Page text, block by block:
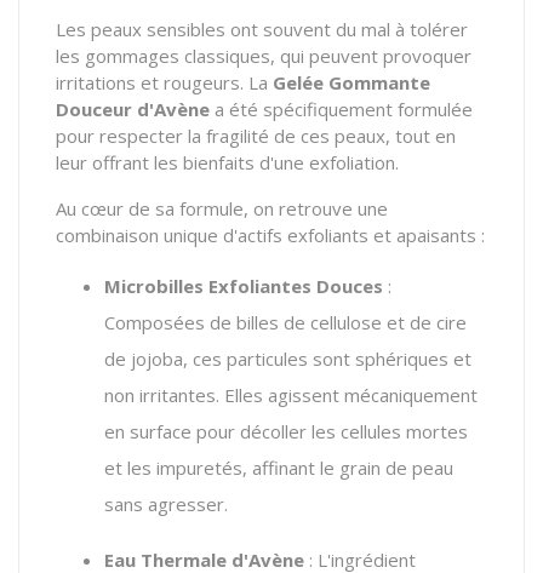
Les peaux sensibles ont souvent du mal à tolérer
les gommages classiques, qui peuvent provoquer
irritations et rougeurs. La Gelée Gommante
Douceur d'Avène a été spécifiquement formulée
pour respecter la fragilité de ces peaux, tout en
leur offrant les bienfaits d'une exfoliation.
Au cœur de sa formule, on retrouve une
combinaison unique d'actifs exfoliants et apaisants :
Microbilles Exfoliantes Douces :
Composées de billes de cellulose et de cire
de jojoba, ces particules sont sphériques et
non irritantes. Elles agissent mécaniquement
en surface pour décoller les cellules mortes
et les impuretés, affinant le grain de peau
sans agresser.
Eau Thermale d'Avène : L'ingrédient